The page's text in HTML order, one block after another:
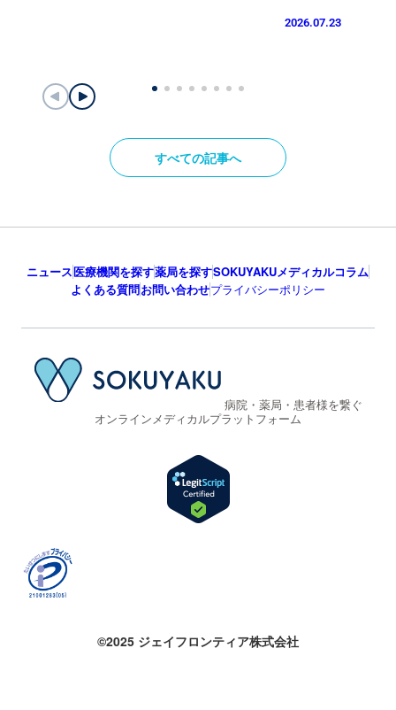
2026.07.23
すべての記事へ
ニュース医療機関を探す薬局を探すSOKUYAKUメディカルコラム
よくある質問お問い合わせプライバシーポリシー
病院・薬局・患者様を繋ぐ
オンラインメディカルプラットフォーム
©2025 ジェイフロンティア株式会社